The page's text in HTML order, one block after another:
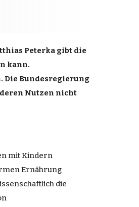
Peterka gibt die
kann.
Die Bundesregierung
Nutzen nicht
mitKindern
Ernährung
die